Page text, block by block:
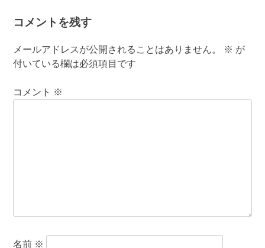
コメントを残す
メールアドレスが公開されることはありません。 ※ が
付いている欄は必須項目です
コメント ※
名前 ※